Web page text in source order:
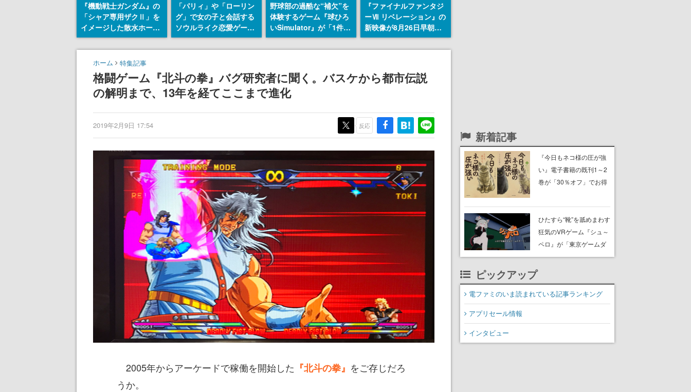
『機動戦士ガンダム』の
「シャア専用ザクⅡ」を
イメージした散水ホース
リールが予約開始。本体
にはシャアのパーソナル
マークやジオン公国軍の
エンブレム、型式番号な
どを配置
「パリィ」や「ローリン
グ」で女の子と会話する
ソウルライク恋愛ゲーム
『小早川さんはソウルラ
イク』無料公開。返事に
DIED」
野球部の過酷な“補欠”を
体験するゲーム『球ひろ
いSimulator』が「1件」
のウィッシュリストをも
とにチェコ語に対応し
ダム・カム』開発元やチ
ェコのプロ野球選手から
称賛の声
『ファイナルファンタジ
ーⅦ リベレーション』の
新映像が8月26日早朝に
公開へ。『FF7』リメイ
クシリーズの完結編、
ニングナイトライブにて
ディレクターの浜口直樹
ホーム 特集記事
格闘ゲーム『北斗の拳』バグ研究者に聞く。バスケから都市伝説
の解明まで、13年を経てここまで進化
2019年2月9日 17:54 反応
2005年からアーケードで稼働を開始した 『北斗の拳』 をご存じだろ
うか。
新着記事
『今日もネコ様の圧が強
い』電子書籍の既刊1～2
巻が「30％オフ」でお得
たネコたちと、ネコを溺
愛する人間のすれ違いを
描く
ひたすら“靴”を舐めまわす
狂気のVRゲーム『シュ～
ペロ』が「東京ゲームダ
ンジョン」に展示中。キ
前のめり。公式アカウン
トも開設され、2026年リ
ピックアップ
電ファミのいま読まれている記事ランキング
アプリセール情報
インタビュー